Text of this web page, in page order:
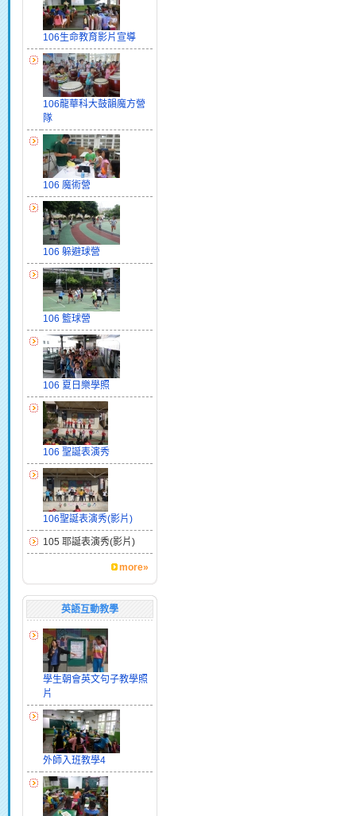
106生命教育影片宣導
106龍華科大鼓韻魔方營
隊
106 魔術營
106 躲避球營
106 籃球營
106 夏日樂學照
106 聖誕表演秀
106聖誕表演秀(影片)
105 耶誕表演秀(影片)
more»
英語互動教學
學生朝會英文句子教學照
片
外師入班教學4